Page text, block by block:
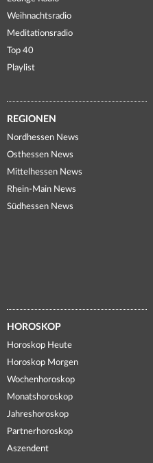
Weihnachtsradio
Meditationsradio
Top 40
Playlist
REGIONEN
Nordhessen News
Osthessen News
Mittelhessen News
Rhein-Main News
Südhessen News
HOROSKOP
Horoskop Heute
Horoskop Morgen
Wochenhoroskop
Monatshoroskop
Jahreshoroskop
Partnerhoroskop
Aszendent